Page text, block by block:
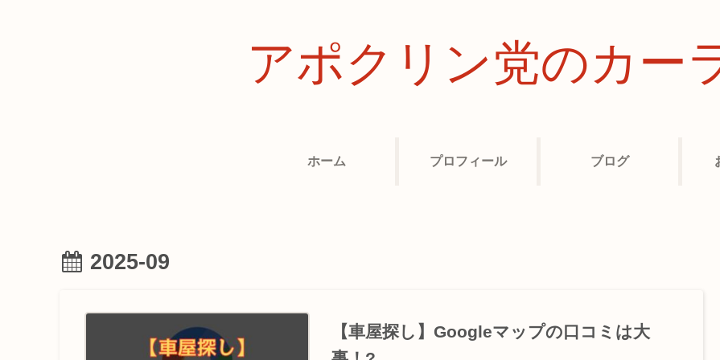
アポクリン党のカー
ホーム プロフィール ブログ
2025-09
【車屋探し】Googleマップの口コミは大